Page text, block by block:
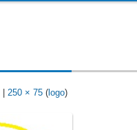
250 × 75(logo)